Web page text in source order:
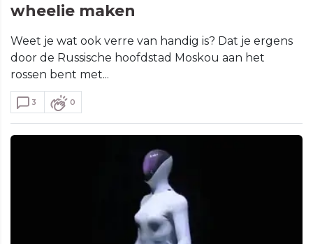
wheelie maken
Weet je wat ook verre van handig is? Dat je ergens
door de Russische hoofdstad Moskou aan het
rossen bent met...
3 0